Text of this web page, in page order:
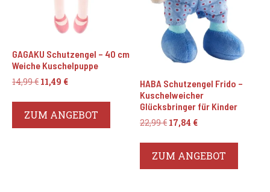
GAGAKU Schutzengel – 40 cm
Weiche Kuschelpuppe
14,99€ Ursprünglicher
14,99 €
11,49 €Aktueller
11,49 €.
ZUM ANGEBOT
HABA Schutzengel Frido –
Kuschelweicher
Glücksbringer für Kinder
22,99€ Ursprünglicher
22,99 €
17,84 €Aktueller
17,84 €.
ZUM ANGEBOT